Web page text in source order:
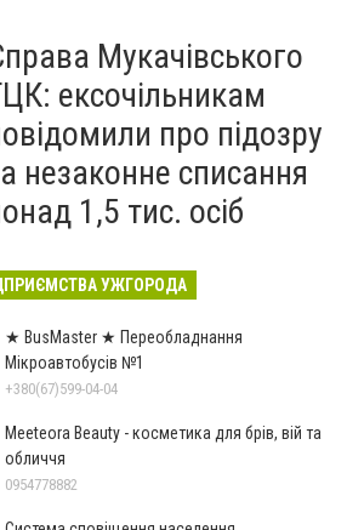
Мукачівського
ексочільникам
про підозру
незаконне списання
1,5 тис. осіб
УЖГОРОДА
★ BusMaster ★ Переобладнання
Мікроавтобусів №1
+380(67)599-04-04
Meeteora Beauty - косметика для брів, вій та
обличчя
0954778882